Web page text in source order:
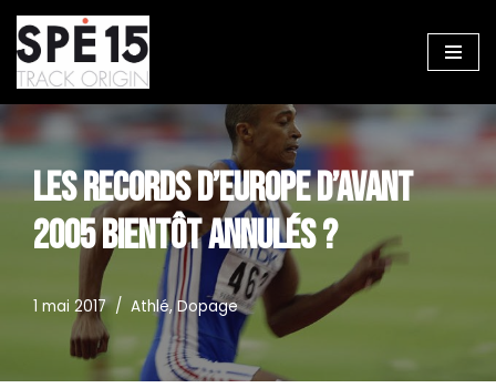
Aller
au
contenu
LES RECORDS D’EUROPE D’AVANT
2005 BIENTÔT ANNULÉS ?
1 mai 2017 Athlé,Dopage